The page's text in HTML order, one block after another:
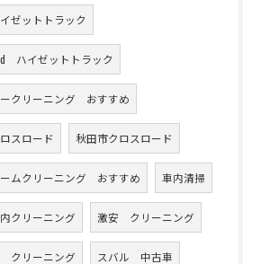
ゼットトラック
ハイゼットトラック
クリーニング おすすめ
スロード 秋田市クロスロード
ムクリーニング おすすめ 車内清掃
クリーニング 激安 クリーニング
クリーニング スバル 中古車